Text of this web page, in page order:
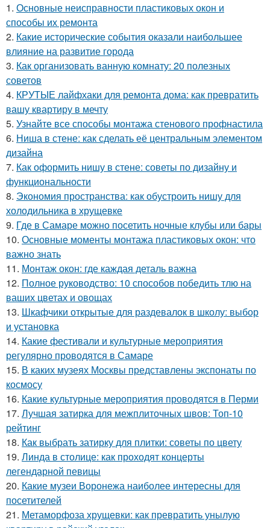
1. Основные неисправности пластиковых окон и
способы их ремонта
2. Какие исторические события оказали наибольшее
влияние на развитие города
3. Как организовать ванную комнату: 20 полезных
советов
4. КРУТЫЕ лайфхаки для ремонта дома: как превратить
вашу квартиру в мечту
5. Узнайте все способы монтажа стенового профнастила
6. Ниша в стене: как сделать её центральным элементом
дизайна
7. Как оформить нишу в стене: советы по дизайну и
функциональности
8. Экономия пространства: как обустроить нишу для
холодильника в хрущевке
9. Где в Самаре можно посетить ночные клубы или бары
10. Основные моменты монтажа пластиковых окон: что
важно знать
11. Монтаж окон: где каждая деталь важна
12. Полное руководство: 10 способов победить тлю на
ваших цветах и овощах
13. Шкафчики открытые для раздевалок в школу: выбор
и установка
14. Какие фестивали и культурные мероприятия
регулярно проводятся в Самаре
15. В каких музеях Москвы представлены экспонаты по
космосу
16. Какие культурные мероприятия проводятся в Перми
17. Лучшая затирка для межплиточных швов: Топ-10
рейтинг
18. Как выбрать затирку для плитки: советы по цвету
19. Линда в столице: как проходят концерты
легендарной певицы
20. Какие музеи Воронежа наиболее интересны для
посетителей
21. Метаморфоза хрущевки: как превратить унылую